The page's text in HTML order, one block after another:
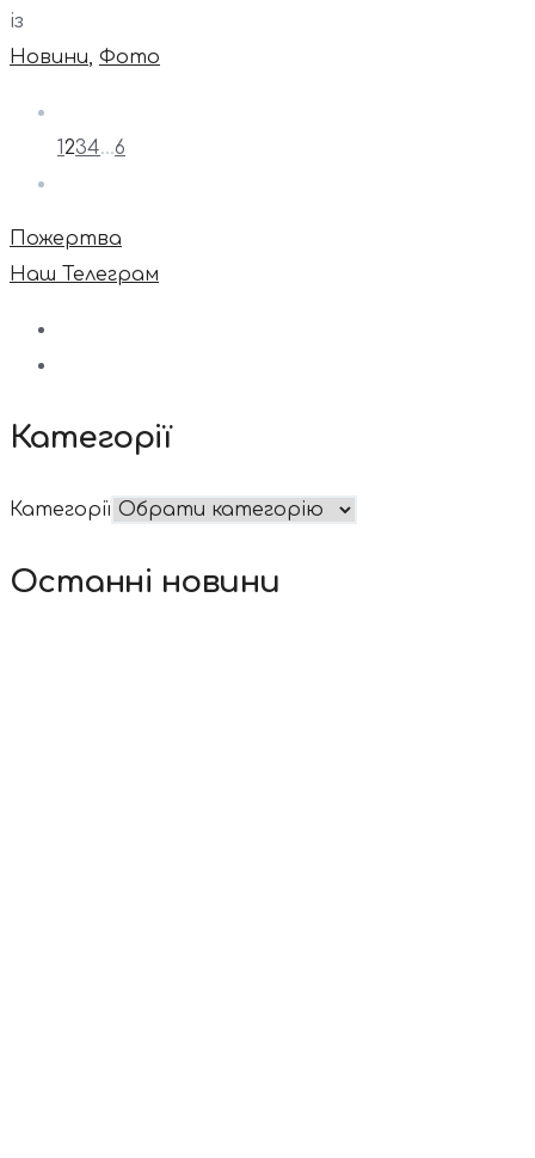
із
Новини, Фото
234…6
Пожертва
Наш Телеграм
Категорії
Категорії
Останні новини